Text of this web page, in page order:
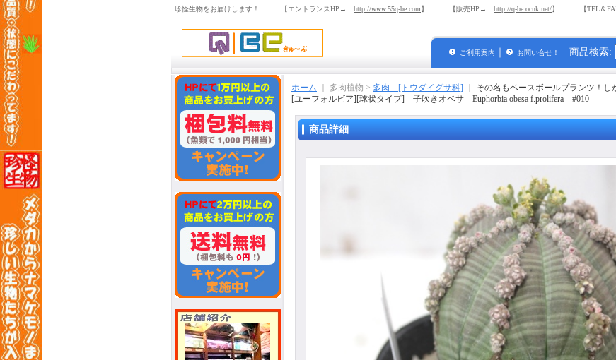
珍怪生物をお届けします！ 【エントランスHP→ http://www.55q-be.com】 【販売HP→ http://q-be.ocnk.net/】 【TEL＆FAX
ご利用案内 お問い合せ！ 商品検索:
ホーム ｜ 多肉植物 > 多肉 [トウダイグサ科]
その名もベースボールプランツ！
[ユーフォルビア][球状タイプ] 子吹きオベサ Euphorbia obesa f.prolifera #010
商品詳細